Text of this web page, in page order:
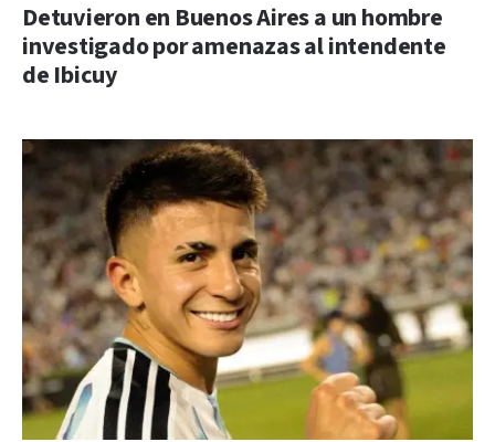
Detuvieron en Buenos Aires a un hombre
investigado por amenazas al intendente
de Ibicuy